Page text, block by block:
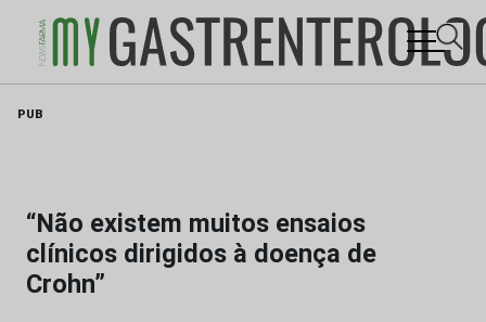
PUB
“Não existem muitos ensaios
clínicos dirigidos à doença de
Crohn”